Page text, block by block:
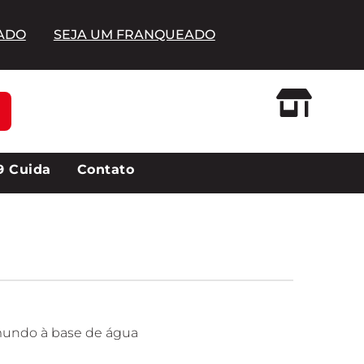
SEJA UM FRANQUEADO
Cuida Contato
à base de água